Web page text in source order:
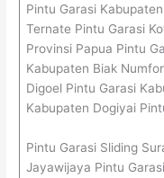
Pintu Garasi
Ternate Pintu Garasi
Provinsi Papua Pintu
Kabupaten Biak
Digoel Pintu Garasi
Kabupaten Dogiyai
Pintu Garasi Sliding
Jayawijaya Pintu